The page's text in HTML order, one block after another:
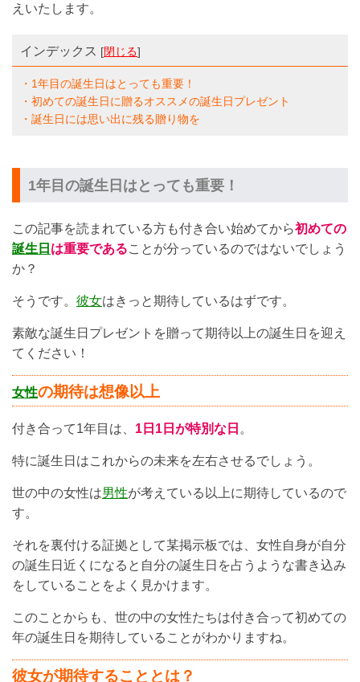
えいたします。
インデックス [閉じる]
・1年目の誕生日はとっても重要！
・初めての誕生日に贈るオススメの誕生日プレゼント
・誕生日には思い出に残る贈り物を
1年目の誕生日はとっても重要！
この記事を読まれている方も付き合い始めてから初めての
誕生日 は重要であることが分っているのではないでしょう
か？
そうです。 彼女はきっと期待しているはずです。
素敵な誕生日プレゼントを贈って期待以上の誕生日を迎え
てください！
女性の期待は想像以上
付き合って1年目は、 1日1日が特別な日 。
特に誕生日はこれからの未来を左右させるでしょう。
世の中の女性は男性が考えている以上に期待しているので
す。
それを裏付ける証拠として某掲示板では、女性自身が自分
の誕生日近くになると自分の誕生日を占うような書き込み
をしていることをよく見かけます。
このことからも、世の中の女性たちは付き合って初めての
年の誕生日を期待していることがわかりますね。
彼女が期待することとは？